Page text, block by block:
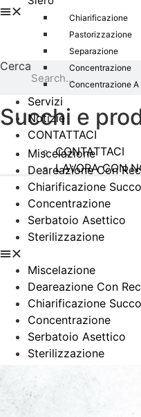
Chiarificazione
Pastorizzazione
Separazione
Concentrazione
Concentrazione A
Bevande Vegetali
Serbatoio Asettico
Sterilizzazione
Succhi E Prodotti
Miscelazione
Deareazione Con
Serbatoio Asettico
Sterilizzazione
Concentrazione
VINO
Concentrazione di
Chiarificazione
Dealcolizzazione
Servizi
Notizie
CONTATTACI
CONTATTACI
LAVORA CON
Cerca
Succhi e
Miscelazione
Deareazione Con
Chiarificazione Succo
Concentrazione
Serbatoio Asettico
Sterilizzazione
Miscelazione
Deareazione Con
Chiarificazione Succo
Concentrazione
Serbatoio Asettico
Sterilizzazione